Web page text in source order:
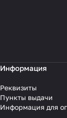
Информация
Реквизиты
Пункты выдачи
Информация для